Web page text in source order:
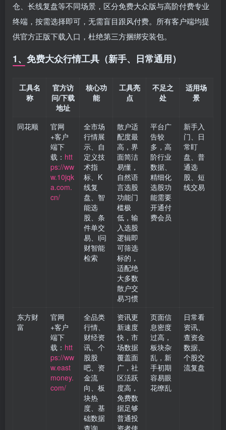
仓、长线复盘等不同场景，区分免费大众版与高阶付费专业
终端，按需选择即可，无需盲目跟风付费。所有客户端均提
供官方正版下载入口，杜绝第三方捆绑安装包。
1、免费大众行情工具（新手、日常通用）
工具名
称
官方访
问/下载
地址
核心功
能
工具亮
点
不足之
处
适用场
景
同花顺
官网
+客户
端下
载： htt
ps://ww
w.10jqk
a.com.
cn/
全市场
行情展
示、自
定义技
术指
标、K
线复
盘、智
能选
股、条
件单交
易、i问
财智能
检索
散户适
配度最
高，界
面简洁
易懂，
自然语
言选股
功能门
槛极
低，输
入选股
逻辑即
可筛选
标的，
适配绝
大多数
散户交
易习惯
平台广
告较
多，高
阶行业
数据、
精细化
选股功
能需要
开通付
费会员
新手入
门、日
常盯
盘、普
通选
股、短
线交易
东方财
富
官网
+客户
端下
载： htt
ps://ww
w.east
money.
com/
全品类
行情、
财经资
讯、个
股股
吧、资
金流
向、板
块热
度、基
础数据
查询
资讯更
新速度
快，市
场数据
覆盖面
广，社
区活跃
度高，
免费数
据足够
普通投
资者使
页面信
息密度
过高，
板块杂
乱，新
手初期
容易眼
花缭乱
日常看
资讯、
查资金
数据、
个股交
流复盘